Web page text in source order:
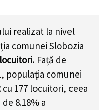
realizat la nivel
comunei Slobozia
Față de
populația comunei
cu 177 locuitori, ceea
8.18% a